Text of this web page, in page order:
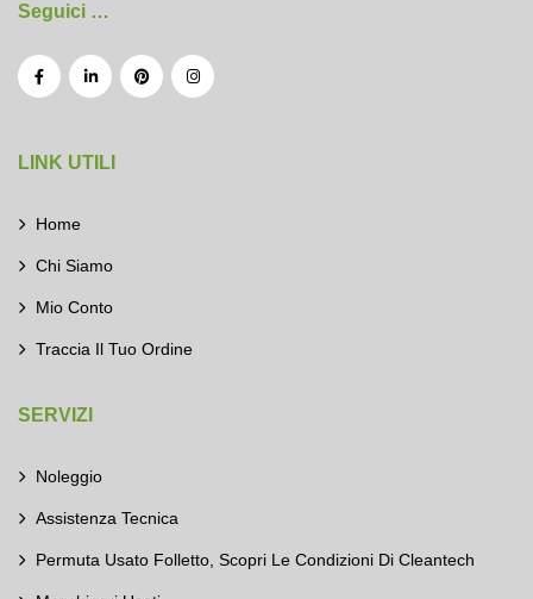
Seguici …
LINK UTILI
Home
Chi Siamo
Mio Conto
Traccia Il Tuo Ordine
SERVIZI
Noleggio
Assistenza Tecnica
Permuta Usato Folletto, Scopri Le Condizioni Di Cleantech